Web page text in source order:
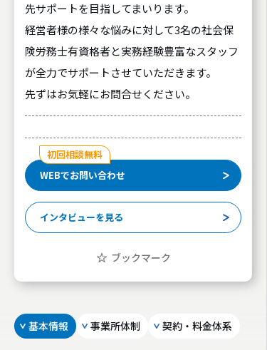
先サポートを目指してまいります。
経営者様の様々な悩みに対して3名の社会保
険労務士有資格者と実務経験豊富なスタッフ
が全力でサポートさせていただきます。
先ずはお気軽にお問合せください。
初回相談無料
WEBでお問い合わせ
インタビューを見る
ブックマーク
基本情報 事業所体制 契約・料金体系